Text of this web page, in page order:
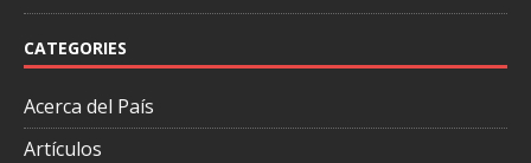
CATEGORIES
Acerca del País
Artículos